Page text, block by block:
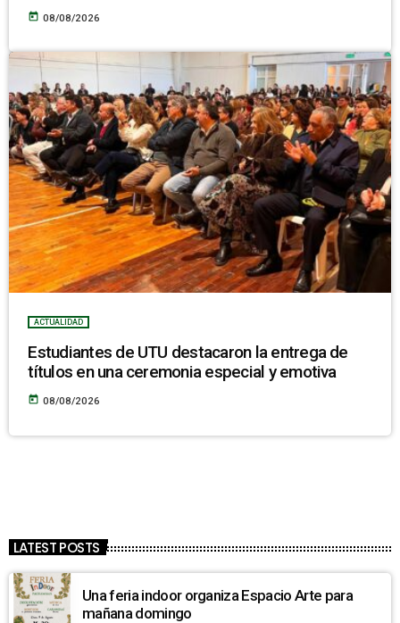
today 08/08/2026
ACTUALIDAD
Estudiantes de UTU destacaron la entrega de
títulos en una ceremonia especial y emotiva
today 08/08/2026
LATEST POSTS
Una feria indoor organiza Espacio Arte para
mañana domingo